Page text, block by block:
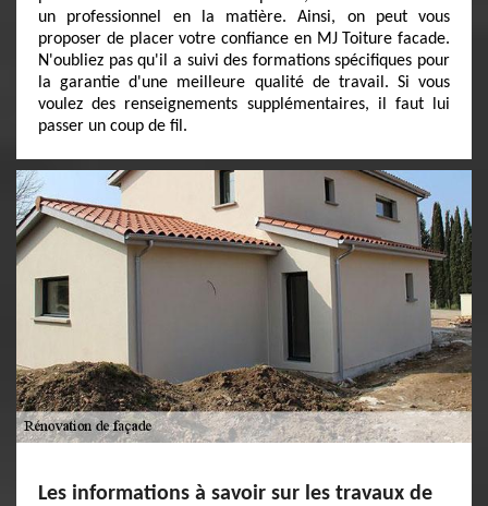
un professionnel en la matière. Ainsi, on peut vous
proposer de placer votre confiance en MJ Toiture facade.
N'oubliez pas qu'il a suivi des formations spécifiques pour
la garantie d'une meilleure qualité de travail. Si vous
voulez des renseignements supplémentaires, il faut lui
passer un coup de fil.
Les informations à savoir sur les travaux de